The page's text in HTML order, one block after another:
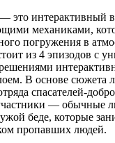
интерактивный
механиками,
погружения в
из 4 эпизодов с
В основе сюжета
спасателей-
— обычные
беде, которые
пропавших людей.